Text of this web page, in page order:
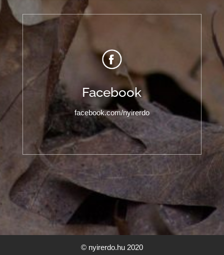
Facebook
facebook.com/nyirerdo
© nyirerdo.hu 2020